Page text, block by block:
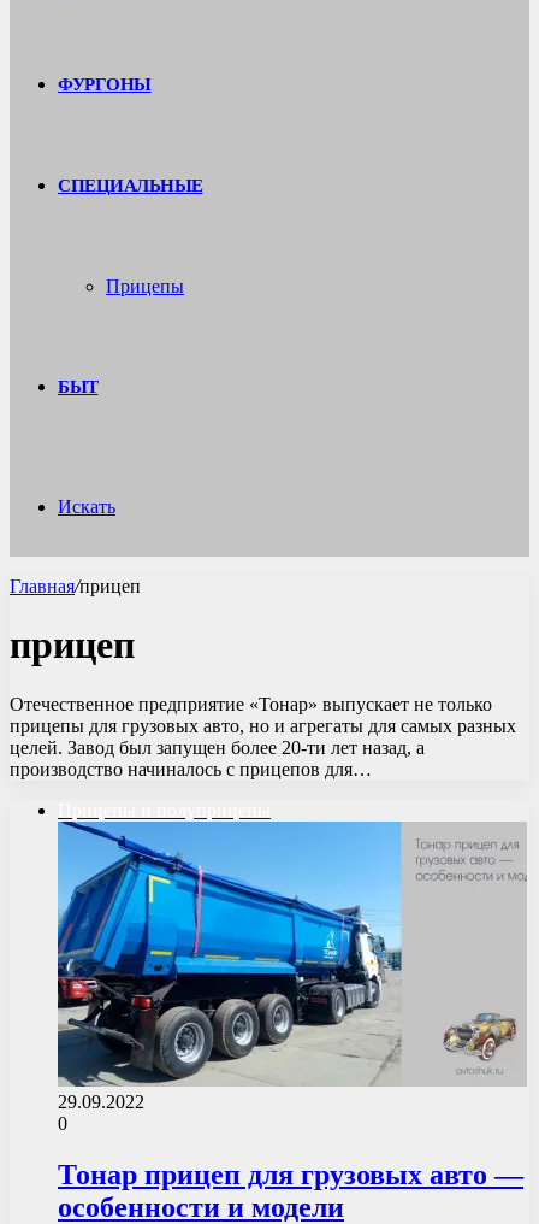
ФУРГОНЫ
СПЕЦИАЛЬНЫЕ
Прицепы
БЫТ
Искать
Главная/прицеп
прицеп
Отечественное предприятие «Тонар» выпускает не только
прицепы для грузовых авто, но и агрегаты для самых разных
целей. Завод был запущен более 20-ти лет назад, а
производство начиналось с прицепов для…
29.09.2022
0
Тонар прицеп для грузовых авто —
особенности и модели